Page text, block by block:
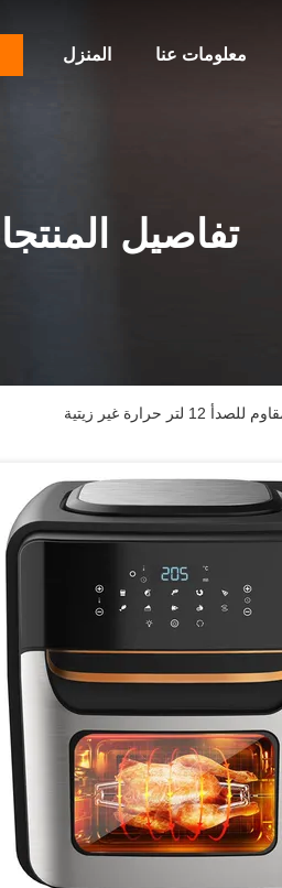
المنزل معلومات عنا
تفاصيل
غير زيتية